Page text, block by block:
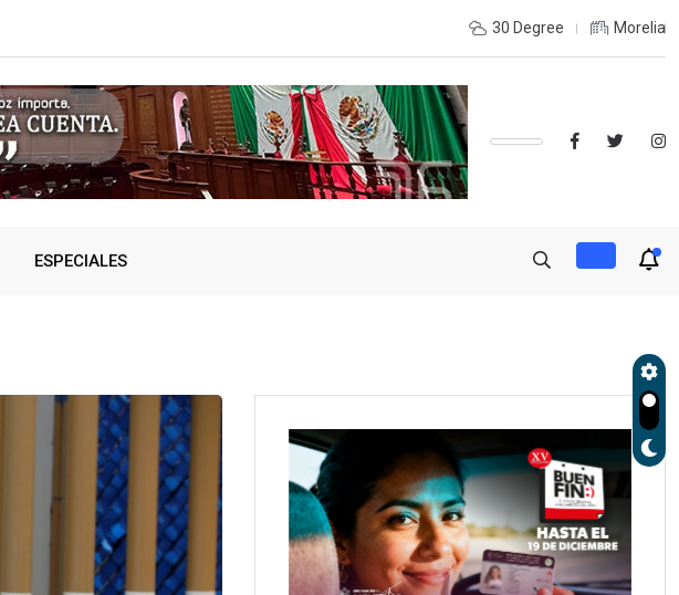
EE. UU. reanudará exportación de aguacate a partir de mañana
30 Degree Morelia
ESPECIALES